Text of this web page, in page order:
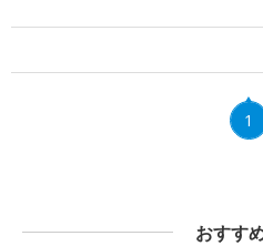
1
おすす